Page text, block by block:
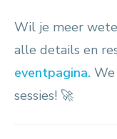
Wil je meer
alle details en
eventpagina. We
sessies! 🚀